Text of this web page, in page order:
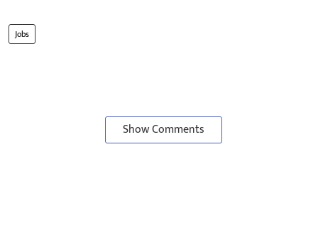
Jobs
Show Comments